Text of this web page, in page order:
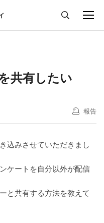
共有したい
報告
込みさせていただきまし
ケートを自分以外が配信
と共有する方法を教えて